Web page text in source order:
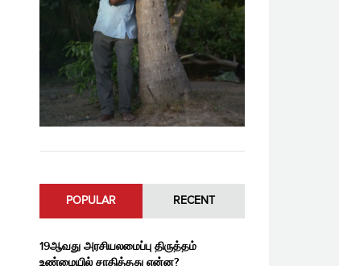
POPULAR RECENT
19ஆவது அரசியலமைப்பு திருத்தம்
உண்மையில் சாதித்தது என்ன?